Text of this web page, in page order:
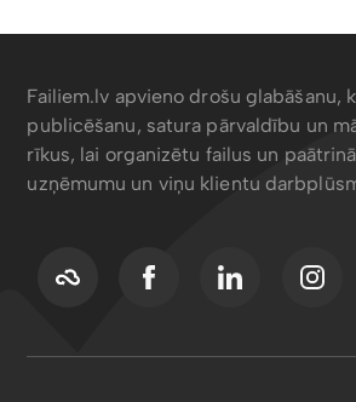
Failiem.lv apvieno drošu glabāšanu,
publicēšanu, satura pārvaldību un
rīkus, lai organizētu failus un
uzņēmumu un viņu klientu